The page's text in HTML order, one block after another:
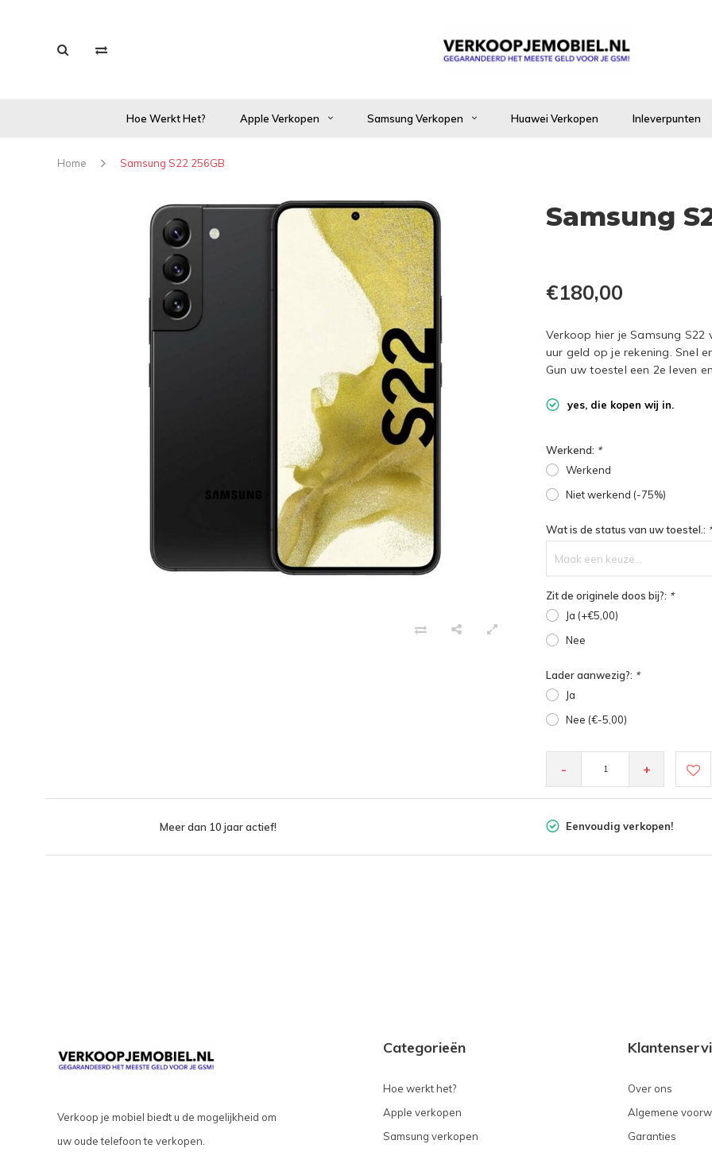
Hoe Werkt Het? Apple Verkopen Samsung Verkopen Huawei Verkopen Inleverpunten
Home Samsung S22 256GB
Samsung
€180,00
Verkoop hier je Samsung S22
uur geld op je rekening. Snel
Gun uw toestel een 2e leven
yes, die kopen wij in.
Werkend: *
Werkend
Niet werkend (-75%)
Wat is de status van uw toestel.: *
Maak een keuze...
Zit de originele doos bij?: *
Ja (+€5,00)
Nee
Lader aanwezig?: *
Ja
Nee (€-5,00)
- +
Meer dan 10 jaar actief! Eenvoudig verkopen!
Verkoop je mobiel biedt u de mogelijkheid om
uw oude telefoon te verkopen.
Categorieën
Hoe werkt het?
Apple verkopen
Samsung verkopen
Over ons
Algemene
Garanties